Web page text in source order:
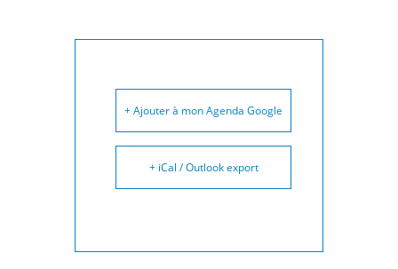
+ Ajouter à mon Agenda Google
+ iCal / Outlook export